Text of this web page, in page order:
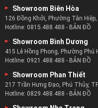
nguyên, những thợ buôn
đặt nền móng đầu tiên
Trong tiếng Ả Rập Sofa
dùng từ này cốt để chỉ
lưng hằng ngày nhằm
Tuy nhiên theo thời gian
liệu dần được thay thế
một vật trang trí nhằm
Showroom Biên Hòa
126 Đồng Khởi, Phường Tân
Hotline: 0815.488.488 - BẢN ĐỒ
Showroom Bình Dương
415 Lê Hồng Phong, Phường
Hotline: 0921.488.488 - BẢN ĐỒ
Showroom Phan Thiết
217 Trần Hưng Đạo, Phú Thủy,
Hotline: 0829.488.488 - BẢN ĐỒ